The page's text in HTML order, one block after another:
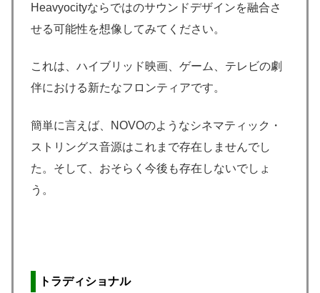
Heavyocityならではのサウンドデザインを融合さ
せる可能性を想像してみてください。
これは、ハイブリッド映画、ゲーム、テレビの劇
伴における新たなフロンティアです。
簡単に言えば、NOVOのようなシネマティック・
ストリングス音源はこれまで存在しませんでし
た。そして、おそらく今後も存在しないでしょ
う。
トラディショナル